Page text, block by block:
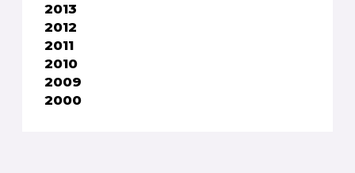
2013
2012
2011
2010
2009
2000